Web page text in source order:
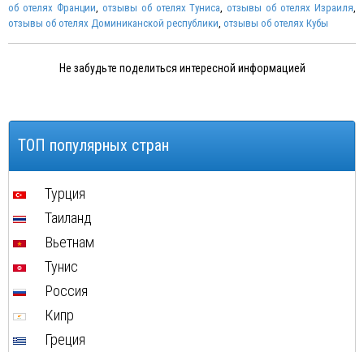
об отелях Франции отзывы об отелях Туниса ,отзывы об отелях Израиля
отзывы об отелях Доминиканской республики отзывы об отелях Кубы
Не забудьте поделиться интересной информацией
ТОП популярных стран
Турция
Таиланд
Вьетнам
Тунис
Россия
Кипр
Греция